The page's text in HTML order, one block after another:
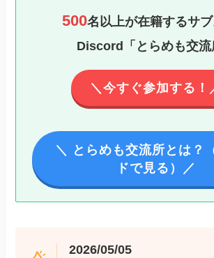
500名以上が在籍するサ
Discord「とらめも交流
＼今すぐ参加する！
＼ とらめも交流所とは？
ドで見る）／
2026/05/05